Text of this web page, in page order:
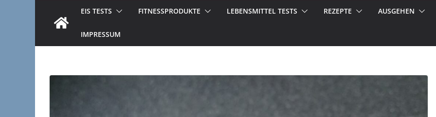
EIS TESTS FITNESSPRODUKTE LEBENSMITTEL TESTS REZEPTE AUSGEHEN
IMPRESSUM